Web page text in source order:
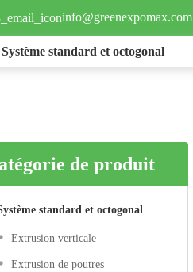
info@greenexpomax.com
Système standard et octogonal
de produit
standard et octogonal
Extrusion verticale
Extrusion de poutres